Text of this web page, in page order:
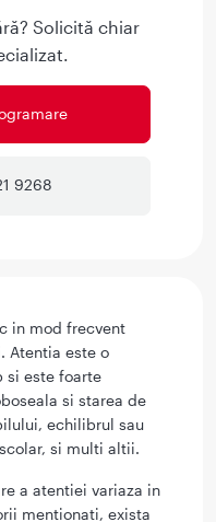
Solicită chiar
9268
in mod frecvent
Atentia este o
si este foarte
si starea de
echilibrul sau
si multi altii.
a atentiei variaza in
mentionati, exista